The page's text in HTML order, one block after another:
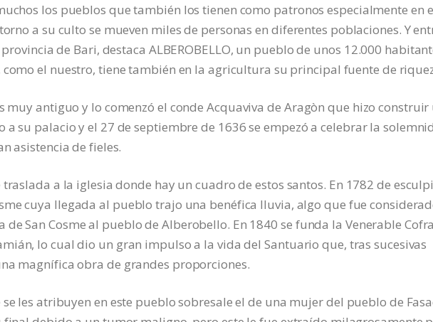
los pueblos que también los tienen como patronos especialmente en
a su culto se mueven miles de personas en diferentes poblaciones. Y
de Bari, destaca ALBEROBELLO, un pueblo de unos 12.000
como el nuestro, tiene también en la agricultura su principal fuente de
muy antiguo y lo comenzó el conde Acquaviva de Aragòn que hizo construir
su palacio y el 27 de septiembre de 1636 se empezó a celebrar la
asistencia de fieles.
traslada a la iglesia donde hay un cuadro de estos santos. En 1782 de
cuya llegada al pueblo trajo una benéfica lluvia, algo que fue
San Cosme al pueblo de Alberobello. En 1840 se funda la Venerable
lo cual dio un gran impulso a la vida del Santuario que, tras sucesivas
magnífica obra de grandes proporciones.
les atribuyen en este pueblo sobresale el de una mujer del pueblo de